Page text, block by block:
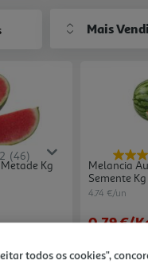
Mais
(46)
Kg
Melancia
Semente Kg
4.74 €/un
0,79 €/
todos os cookies",